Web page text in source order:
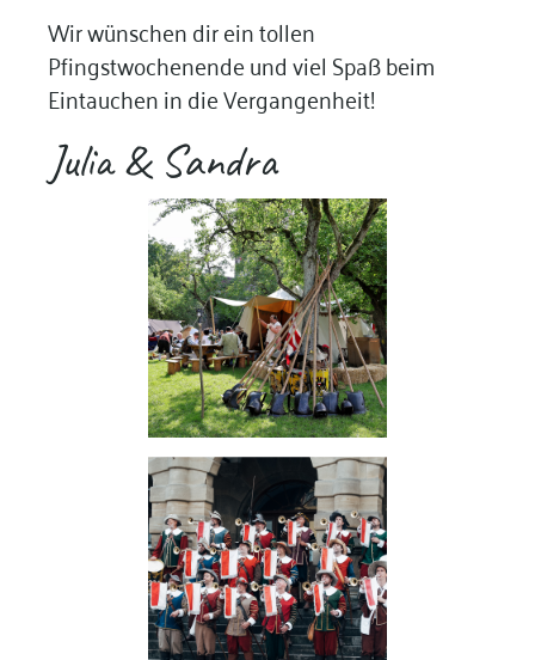
Wir wünschen dir ein tollen
Pfingstwochenende und viel Spaß beim
Eintauchen in die Vergangenheit!
Julia & Sandra